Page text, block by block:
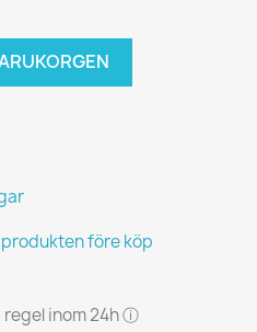
före köp
regel inom 24h ⓘ